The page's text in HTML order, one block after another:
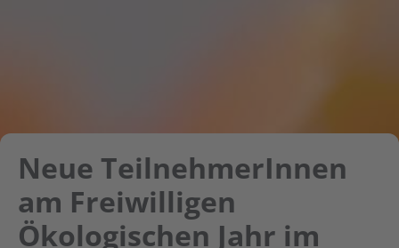
Neue TeilnehmerInnen
am Freiwilligen
Ökologischen Jahr im